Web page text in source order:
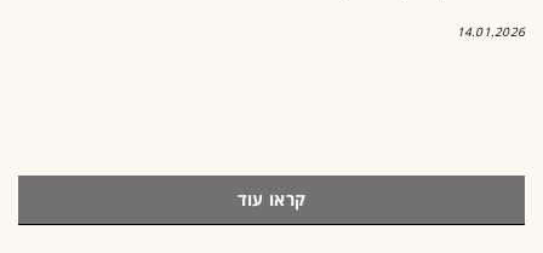
14.01.2026
קראו עוד